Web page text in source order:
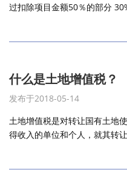
过扣除项目金额50％的部分
什么是土地增值税？
发布于2018-05-14
土地增值税是对转让国有土地
得收入的单位和个人，就其转